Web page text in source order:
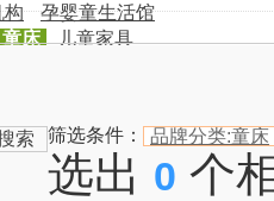
构
孕婴童生活馆
童床
儿童家具
索
筛选条件： 品牌分类:童床
选出 0 个